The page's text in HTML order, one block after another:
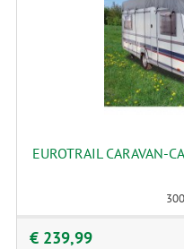
EUROTRAIL CARAVAN-
€ 239,99